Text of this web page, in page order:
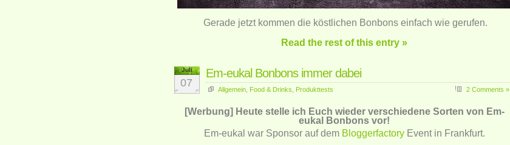
Gerade jetzt kommen die köstlichen Bonbons einfach wie gerufen.
Read the rest of this entry »
Juli
07
Em-eukal Bonbons immer dabei
Allgemein Food & Drinks Produkttests 2 Comments »
[Werbung] Heute stelle ich Euch wieder verschiedene Sorten von Em-
eukal Bonbons vor!
Em-eukal war Sponsor auf dem BloggerfactoryEvent in Frankfurt.